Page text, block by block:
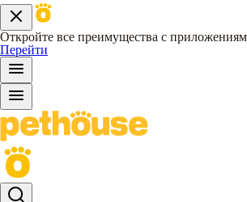
Откройте все преимущества с приложениям
Перейти